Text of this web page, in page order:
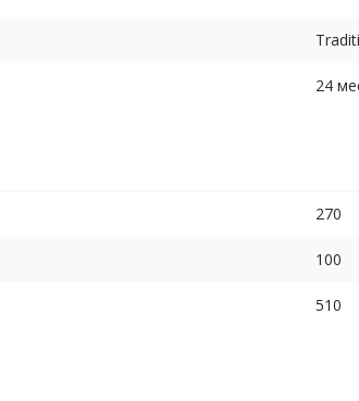
24
270
100
510